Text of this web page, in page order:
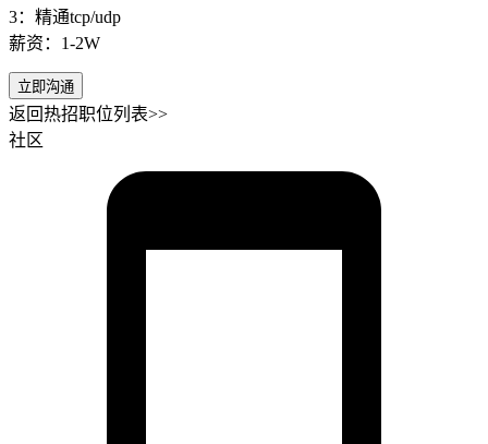
3：精通tcp/udp
薪资：1-2W
立即沟通
返回热招职位列表>>
社区